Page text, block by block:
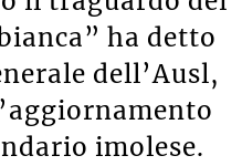
ha detto
dell’Ausl,
imolese.